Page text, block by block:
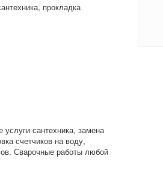
прокладка
сантехника, замена
счетчиков на воду,
Сварочные работы любой